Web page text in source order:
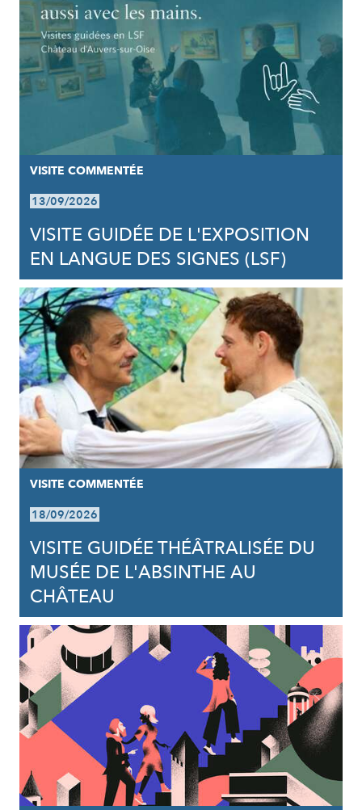
VISITE COMMENTÉE
13/09/2026
VISITE GUIDÉE DE L'EXPOSITION
EN LANGUE DES SIGNES (LSF)
VISITE COMMENTÉE
18/09/2026
VISITE GUIDÉE THÉÂTRALISÉE DU
MUSÉE DE L'ABSINTHE AU
CHÂTEAU